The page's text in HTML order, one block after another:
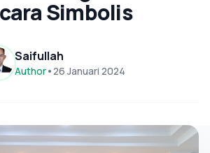
Simbolis
Saifullah
Author•26 Januari 2024